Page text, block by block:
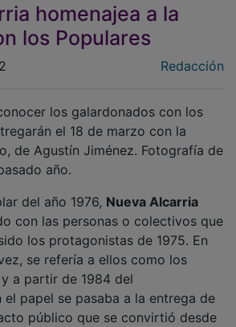
homenajea a la
los Populares
Redacción
los galardonados con los
el 18 de marzo con la
de Agustín Jiménez. Fotografía de
año.
del año 1976, Nueva Alcarria
con las personas o colectivos que
los protagonistas de 1975. En
se refería a ellos como los
a partir de 1984 del
papel se pasaba a la entrega de
público que se convirtió desde